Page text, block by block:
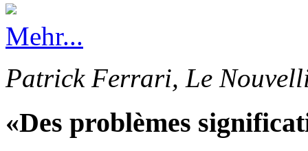
Mehr...
Patrick Ferrari, Le
«Des problèmes